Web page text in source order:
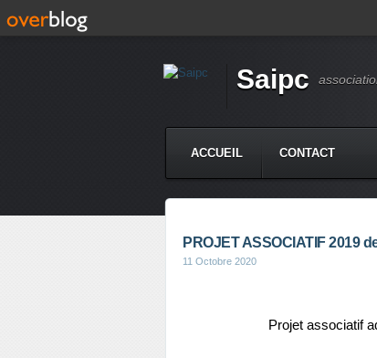
Saipc
ACCUEIL CONTACT
PROJET ASSOCIATIF 2019
11 Octobre 2020
Projet associatif